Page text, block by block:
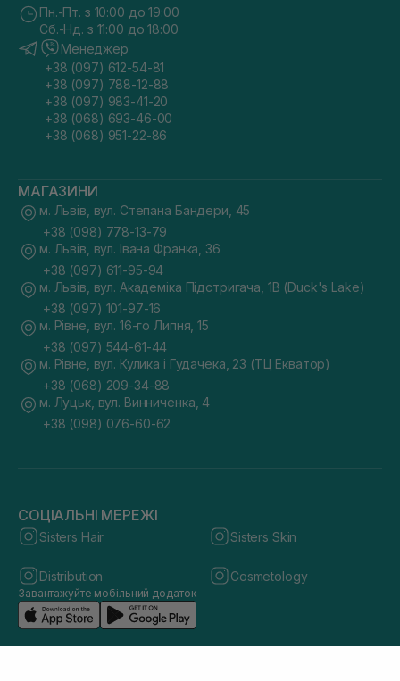
Пн.-Пт. з 10:00 до 19:00
Сб.-Нд. з 11:00 до 18:00
Менеджер
+38 (097) 612-54-81
+38 (097) 788-12-88
+38 (097) 983-41-20
+38 (068) 693-46-00
+38 (068) 951-22-86
МАГАЗИНИ
м. Львів, вул. Степана Бандери, 45
+38 (098) 778-13-79
м. Львів, вул. Івана Франка, 36
+38 (097) 611-95-94
м. Львів, вул. Академіка Підстригача, 1В (Duck's Lake)
+38 (097) 101-97-16
м. Рівне, вул. 16-го Липня, 15
+38 (097) 544-61-44
м. Рівне, вул. Кулика і Гудачека, 23 (ТЦ Екватор)
+38 (068) 209-34-88
м. Луцьк, вул. Винниченка, 4
+38 (098) 076-60-62
СОЦІАЛЬНІ МЕРЕЖІ
Sisters Hair Sisters Skin
Distribution Cosmetology
Завантажуйте мобільний додаток